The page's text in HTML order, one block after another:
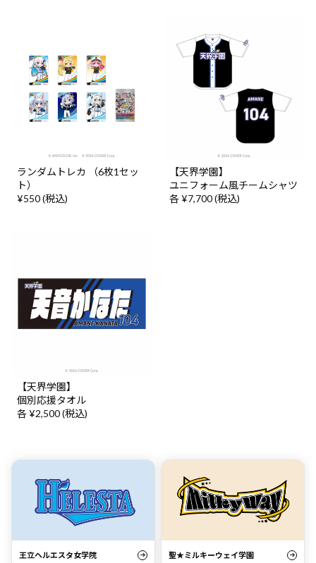
ランダムトレカ （6枚1セッ
ト）
¥550 (税込)
【天界学園】
ユニフォーム風チームシャツ
各 ¥7,700 (税込)
【天界学園】
個別応援タオル
各 ¥2,500 (税込)
王立ヘルエスタ女学院 聖★ミルキーウェイ学園